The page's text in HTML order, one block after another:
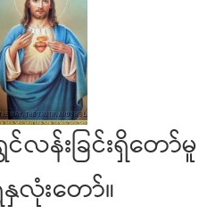
န်းခြင်းရှိတော်မူ
လုံးတော်။